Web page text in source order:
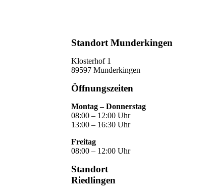
Standort Munderkingen
Klosterhof 1
89597 Munderkingen
Öffnungszeiten
Montag – Donnerstag
08:00 – 12:00 Uhr
13:00 – 16:30 Uhr
Freitag
08:00 – 12:00 Uhr
Standort
Riedlingen